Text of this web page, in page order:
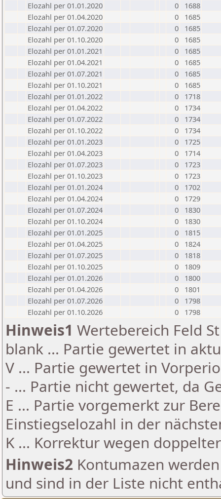
Elozahl per 01.01.2020
0
1688
Elozahl per 01.04.2020
0
1685
Elozahl per 01.07.2020
0
1685
Elozahl per 01.10.2020
0
1685
Elozahl per 01.01.2021
0
1685
Elozahl per 01.04.2021
0
1685
Elozahl per 01.07.2021
0
1685
Elozahl per 01.10.2021
0
1685
Elozahl per 01.01.2022
0
1718
Elozahl per 01.04.2022
0
1734
Elozahl per 01.07.2022
0
1734
Elozahl per 01.10.2022
0
1734
Elozahl per 01.01.2023
0
1725
Elozahl per 01.04.2023
0
1714
Elozahl per 01.07.2023
0
1723
Elozahl per 01.10.2023
0
1723
Elozahl per 01.01.2024
0
1702
Elozahl per 01.04.2024
0
1729
Elozahl per 01.07.2024
0
1830
Elozahl per 01.10.2024
0
1830
Elozahl per 01.01.2025
0
1815
Elozahl per 01.04.2025
0
1824
Elozahl per 01.07.2025
0
1818
Elozahl per 01.10.2025
0
1809
Elozahl per 01.01.2026
0
1800
Elozahl per 01.04.2026
0
1801
Elozahl per 01.07.2026
0
1798
Elozahl per 01.10.2026
0 1798
Hinweis1 Wertebereich Feld
blank ... Partie gewertet in
V ... Partie gewertet in
- ... Partie nicht gewertet, da
E ... Partie vorgemerkt zur
Einstiegselozahl in der
K ... Korrektur wegen
Hinweis2 Kontumazen
und sind in der Liste nicht